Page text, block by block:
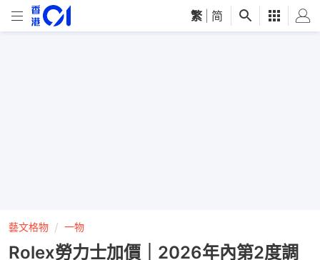
繁 简
藝文格物 一物
Rolex勞力士加價｜2026年內第2度調